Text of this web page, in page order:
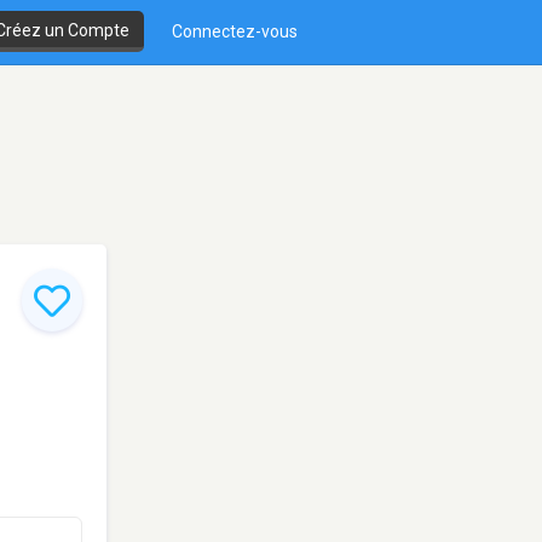
un Compte Connectez-vous